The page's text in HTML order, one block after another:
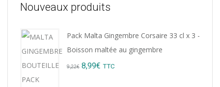
Nouveaux produits
Pack Malta Gingembre Corsaire 33 cl x 3 -
Boisson maltée au gingembre
9,22€ Original
8,99€ Current
TTC